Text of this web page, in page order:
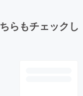
らもチェックし